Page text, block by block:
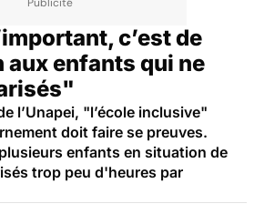
c’est de
enfants qui ne
l’Unapei, "l’école inclusive"
doit faire se preuves.
enfants en situation de
trop peu d'heures par